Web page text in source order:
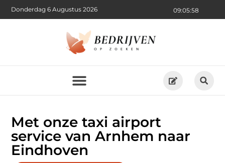
09:05:59
Donderdag 6 Augustus 2026
Met onze taxi airport
service van Arnhem naar
Eindhoven